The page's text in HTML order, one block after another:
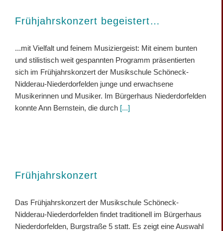
Frühjahrskonzert begeistert…
...mit Vielfalt und feinem Musiziergeist: Mit einem bunten
und stilistisch weit gespannten Programm präsentierten
sich im Frühjahrskonzert der Musikschule Schöneck-
Nidderau-Niederdorfelden junge und erwachsene
Musikerinnen und Musiker. Im Bürgerhaus Niederdorfelden
konnte Ann Bernstein, die durch [...]
Frühjahrskonzert
Das Frühjahrskonzert der Musikschule Schöneck-
Nidderau-Niederdorfelden findet traditionell im Bürgerhaus
Niederdorfelden, Burgstraße 5 statt. Es zeigt eine Auswahl